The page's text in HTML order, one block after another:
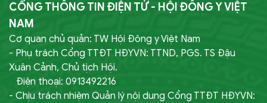
CỔNG THÔNG TIN ĐIỆN TỬ - HỘI ĐÔNG Y VIỆT
NAM
Cơ quan chủ quản: TW Hội Đông y Việt Nam
- Phụ trách Cổng TTĐT HĐYVN: TTND, PGS. TS Đậu
Xuân Cảnh, Chủ tịch Hội.
Điện thoại: 0913492216
- Chịu trách nhiệm Quản lý nội dung Cổng TTĐT HĐYVN: